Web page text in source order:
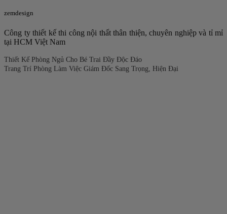
zemdesign
Công ty thiết kế thi công nội thất thân thiện, chuyên nghiệp và tỉ mỉ
tại HCM Việt Nam
Thiết Kế Phòng Ngủ Cho Bé Trai Đầy Độc Đáo
Trang Trí Phòng Làm Việc Giám Đốc Sang Trọng, Hiện Đại